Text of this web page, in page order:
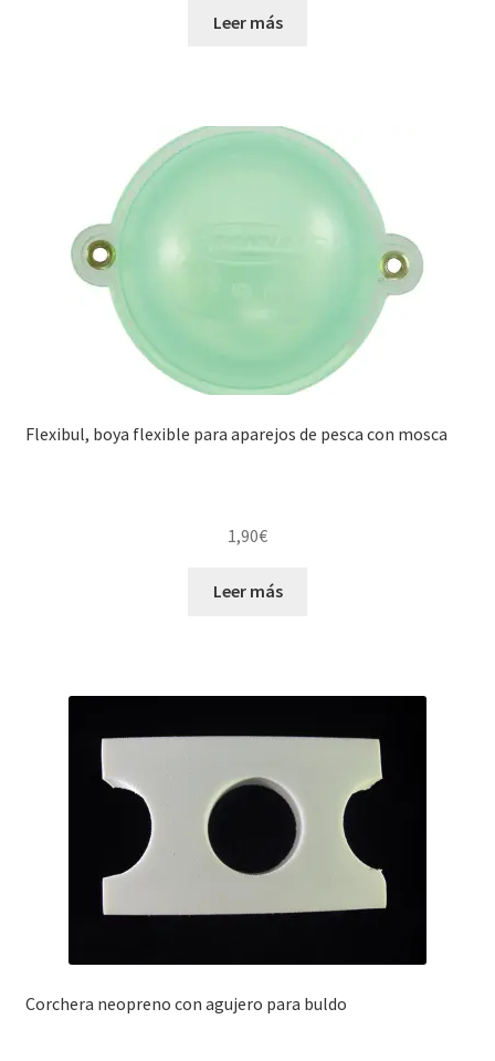
Leer más
Flexibul, boya flexible para aparejos de pesca con mosca
1,90€
Leer más
Corchera neopreno con agujero para buldo